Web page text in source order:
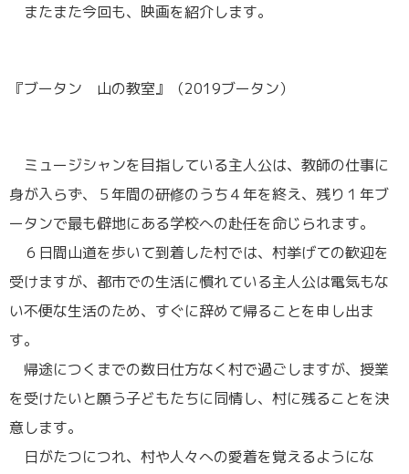
またまた今回も、映画を紹介します。
『ブータン 山の教室』（2019ブータン）
ミュージシャンを目指している主人公は、教師の仕事に
身が入らず、５年間の研修のうち４年を終え、残り１年ブ
ータンで最も僻地にある学校への赴任を命じられます。
６日間山道を歩いて到着した村では、村挙げての歓迎を
受けますが、都市での生活に慣れている主人公は電気もな
い不便な生活のため、すぐに辞めて帰ることを申し出ま
す。
帰途につくまでの数日仕方なく村で過ごしますが、授業
を受けたいと願う子どもたちに同情し、村に残ることを決
意します。
日がたつにつれ、村や人々への愛着を覚えるようにな